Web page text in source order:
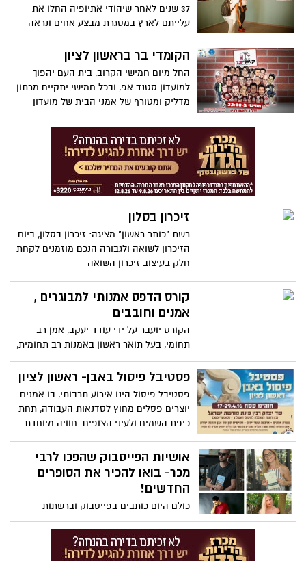
37 שנים לאחר שיהודי אתיופיה החלו את
עלייתם לארץ במסגרת מבצע אחים ונראה
שהמאבק לא תם * איקס X - תערוכה חדשה
בסדנא לאמנות בשכונת רמת אליהו מציגה
הקומדי בר בראשון לציון
החל מיום חמישי הקרוב, בית העם יהפוך
למועדון סטנד אפ, ובכל חמישי יתקיים מרתון
מדליק ומטורף של אמני הבית של מועדון
זיכרון בסלון
רשת "כותר ראשון" מציגה: זיכרון בסלון, ביום
הזיכרון לשואה ולגבורה הנכם מוזמנים לקחת
חלק בעיצוב זיכרון השואה
קורס הדפס אמנותי למבוגרים ,
אמנים וחובבים
הקורס יועבר על ידי עודד יעקב, אמן רב
תחומי, בעל תואר ראשון באמנות רב תחומית,
מבית הספר הגבוה לאמנות שנקר. עודד , אמן
צעיר העביר סדנאות הדפס באקדמיה שנקר.
פסטיבל פיסול באבן- ראשון לציון
פסטיבל פיסול הינו אירוע תרבותי, בו אמנים
יוצרים פסלים מחוץ לסדנאות העבודה, תחת
כיפת השמים ולעיני הצופים. חוויה מיוחדת
ההופכים לפסלים מרשימים. תושבי העיר
מוזמנים להגיע ולצפות לאורך שבועיים ימים
בשלבים השונים של יצירת מעשה האמנות.
אושיות הפייסבוק שהפכו לרבי
מכר- בואו להכיר את הסופרים
החדשים!
כולם היום כותבים בפייסבוק וברשתות
החברתיות, אבל לא כולם מעניינים ובטח שלא
כולם מינפו את ההצלחה וגריפת הלייקים
שלהם והחליטו להפוך לסופרים. כן- עם